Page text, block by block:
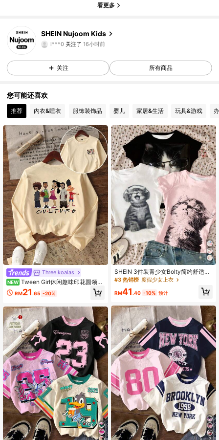
看更多
SHEIN Nujoom Kids
l***0 关注了 16小时前
4.95 48K 关注人数
4.95
4.95 48K 关注人数
4.95 48K 关注人数
4.95 48K 关注人数
4.95 48K 关注人数
4.95 48K 关注人数
48K 关注人数
关注 所有商品
您可能还喜欢
推荐 內衣&睡衣 服饰装饰品 婴儿 家居&生活 玩具&游戏
Three koalas
NEW Tween Girl休闲趣味印花圆领套
头长袖T恤秋冬季上衣
RM21 .65 -20%
SHEIN 3件装青少女Bolty简约舒适圆
领长袖T恤套装,白色、黑色、奶油粉
适合秋冬外出,舒适易穿,时尚休闲,图
款,可爱图案T恤,猫咪图案T恤,可爱T
恤
#3 热销榜 度假少女上衣
RM41 .40 -10% 预计
7